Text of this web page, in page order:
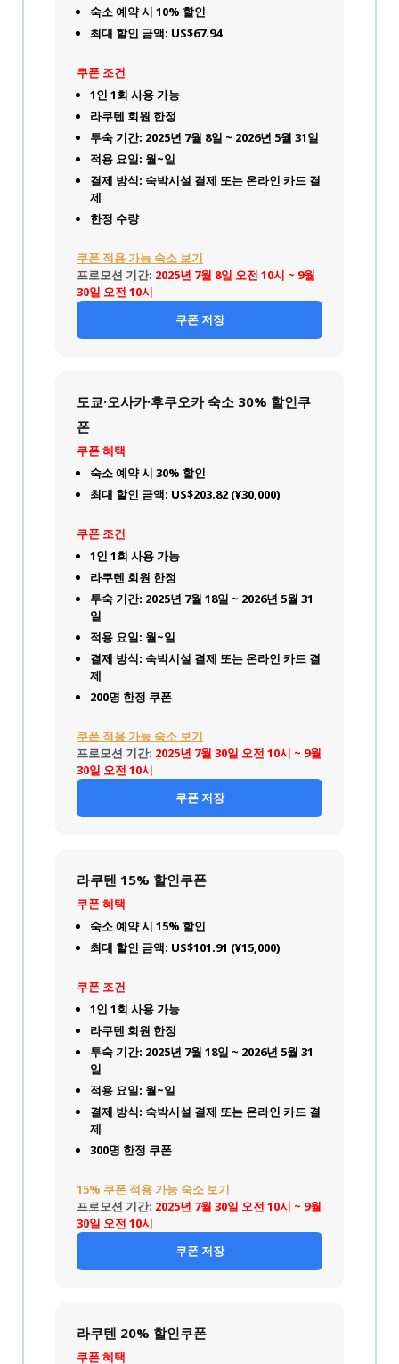
숙소 예약 시 10% 할인
최대 할인 금액: US$67.94
쿠폰 조건
1인 1회 사용 가능
라쿠텐 회원 한정
투숙 기간: 2025년 7월 8일 ~ 2026년 5월 31일
적용 요일: 월~일
결제 방식: 숙박시설 결제 또는 온라인 카드 결
제
한정 수량
쿠폰 적용 가능 숙소 보기
프로모션 기간: 2025년 7월 8일 오전 10시 ~ 9월
30일 오전 10시
쿠폰 저장
도쿄·오사카·후쿠오카 숙소 30% 할인쿠
폰
쿠폰 혜택
숙소 예약 시 30% 할인
최대 할인 금액: US$203.82 (¥30,000)
쿠폰 조건
1인 1회 사용 가능
라쿠텐 회원 한정
투숙 기간: 2025년 7월 18일 ~ 2026년 5월 31
일
적용 요일: 월~일
결제 방식: 숙박시설 결제 또는 온라인 카드 결
제
200명 한정 쿠폰
쿠폰 적용 가능 숙소 보기
프로모션 기간: 2025년 7월 30일 오전 10시 ~ 9월
30일 오전 10시
쿠폰 저장
라쿠텐 15% 할인쿠폰
쿠폰 혜택
숙소 예약 시 15% 할인
최대 할인 금액: US$101.91 (¥15,000)
쿠폰 조건
1인 1회 사용 가능
라쿠텐 회원 한정
투숙 기간: 2025년 7월 18일 ~ 2026년 5월 31
일
적용 요일: 월~일
결제 방식: 숙박시설 결제 또는 온라인 카드 결
제
300명 한정 쿠폰
15% 쿠폰 적용 가능 숙소 보기
프로모션 기간: 2025년 7월 30일 오전 10시 ~ 9월
30일 오전 10시
쿠폰 저장
라쿠텐 20% 할인쿠폰
쿠폰 혜택